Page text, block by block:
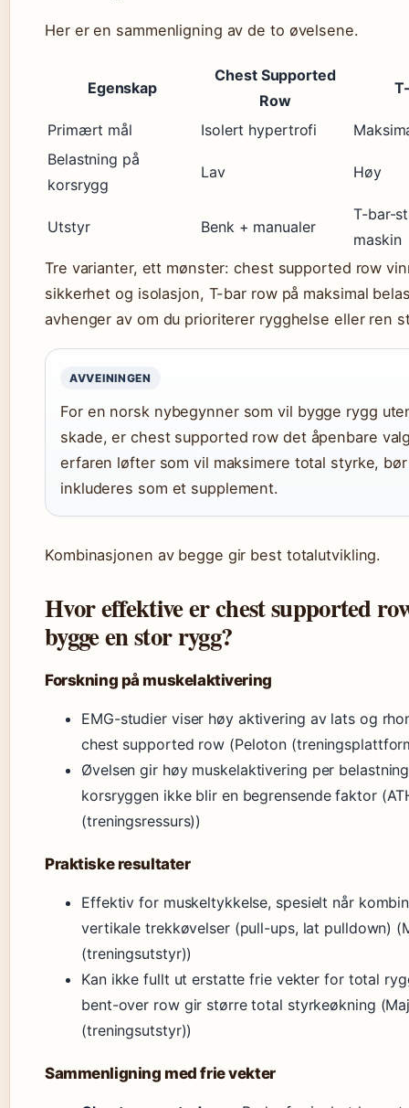
Her er en sammenligning av de to øvelsene.
Egenskap
Chest Supported
Row
Primært mål Isolert hypertrofi
Belastning på
korsrygg
Lav Høy
Utstyr Benk + manualer
T-bar-
maskin
Tre varianter, ett mønster: chest supported row
sikkerhet og isolasjon, T-bar row på maksimal
avhenger av om du prioriterer rygghelse eller ren
AVVEININGEN
For en norsk nybegynner som vil bygge rygg
skade, er chest supported row det åpenbare
erfaren løfter som vil maksimere total styrke,
inkluderes som et supplement.
Kombinasjonen av begge gir best totalutvikling.
Hvor effektive er chest supported
bygge en stor rygg?
Forskning på muskelaktivering
EMG-studier viser høy aktivering av lats og
chest supported row (Peloton
Øvelsen gir høy muskelaktivering per
korsryggen ikke blir en begrensende faktor
(treningsressurs))
Praktiske resultater
Effektiv for muskeltykkelse, spesielt når
vertikale trekkøvelser (pull-ups, lat pulldown)
(treningsutstyr))
Kan ikke fullt ut erstatte frie vekter for total
bent-over row gir større total styrkeøkning
(treningsutstyr))
Sammenligning med frie vekter